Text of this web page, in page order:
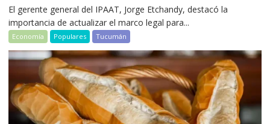
El gerente general del IPAAT, Jorge Etchandy, destacó la
importancia de actualizar el marco legal para...
Economía Populares Tucumán